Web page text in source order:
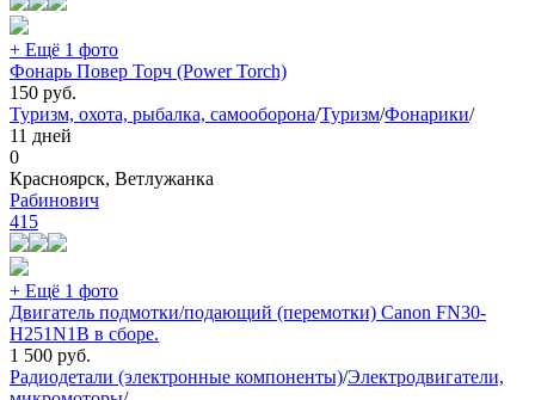
+ Ещё 1 фото
Фонарь Повер Торч (Power Torch)
150 руб.
Туризм, охота, рыбалка, самооборона/Туризм/Фонарики/
11 дней
0
Красноярск, Ветлужанка
Рабинович
415
+ Ещё 1 фото
Двигатель подмотки/подающий (перемотки) Canon FN30-
H251N1B в сборе.
1 500 руб.
Радиодетали (электронные компоненты)/Электродвигатели,